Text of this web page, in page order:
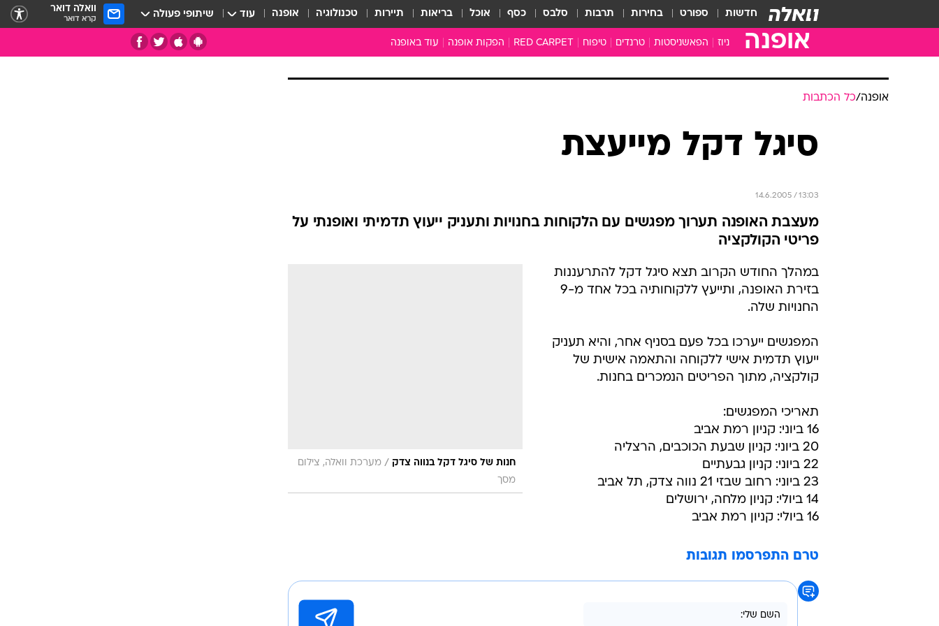
חדשות ספורט בחירות תרבות סלבס כסף אוכל בריאות תיירות טכנולוגיה אופנה עוד שיתופי פעולה וואלה דואר
קרא דואר
אופנה ניוז הפאשניסטות טרנדים טיפוח RED CARPET הפקות אופנה עוד באופנה
אופנה/כל הכתבות
סיגל דקל מייעצת
14.6.2005 / 13:03
מעצבת האופנה תערוך מפגשים עם הלקוחות בחנויות ותעניק ייעוץ תדמיתי ואופנתי על
פריטי הקולקציה
חנות של סיגל דקל בנווה צדק / מערכת וואלה, צילום
מסך
במהלך החודש הקרוב תצא סיגל דקל להתרעננות
בזירת האופנה, ותייעץ ללקוחותיה בכל אחד מ-9
החנויות שלה.
המפגשים ייערכו בכל פעם בסניף אחר, והיא תעניק
ייעוץ תדמית אישי ללקוחה והתאמה אישית של
קולקציה, מתוך הפריטים הנמכרים בחנות.
תאריכי המפגשים:
16 ביוני: קניון רמת אביב
20 ביוני: קניון שבעת הכוכבים, הרצליה
22 ביוני: קניון גבעתיים
23 ביוני: רחוב שבזי 21 נווה צדק, תל אביב
14 ביולי: קניון מלחה, ירושלים
16 ביולי: קניון רמת אביב
טרם התפרסמו תגובות